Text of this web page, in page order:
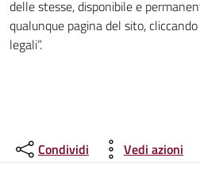
delle stesse, disponibile e
qualunque pagina del sito,
legali”.
Condividi Vedi azioni